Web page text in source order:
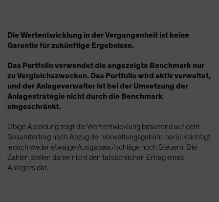
Die Wertentwicklung in der Vergangenheit ist keine
Garantie für zukünftige Ergebnisse.
Das Portfolio verwendet die angezeigte Benchmark nur
zu Vergleichszwecken. Das Portfolio wird aktiv verwaltet,
und der Anlageverwalter ist bei der Umsetzung der
Anlagestrategie nicht durch die Benchmark
eingeschränkt.
Obige Abbildung zeigt die Wertentwicklung basierend auf dem
Gesamtertrag nach Abzug der Verwaltungsgebühr, berücksichtigt
jedoch weder etwaige Ausgabeaufschläge noch Steuern. Die
Zahlen stellen daher nicht den tatsächlichen Ertrag eines
Anlegers dar.